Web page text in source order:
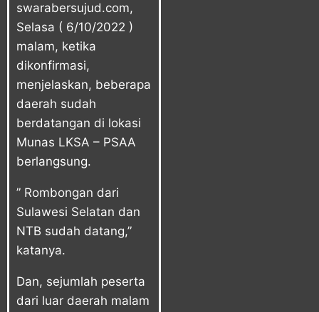
swarabersujud.com,
Selasa ( 6/10/2022 )
malam, ketika
dikonfirmasi,
menjelaskan, beberapa
daerah sudah
berdatangan di lokasi
Munas LKSA – PSAA
berlangsung.
” Rombongan dari
Sulawesi Selatan dan
NTB sudah datang,”
katanya.
Dan, sejumlah peserta
dari luar daerah malam